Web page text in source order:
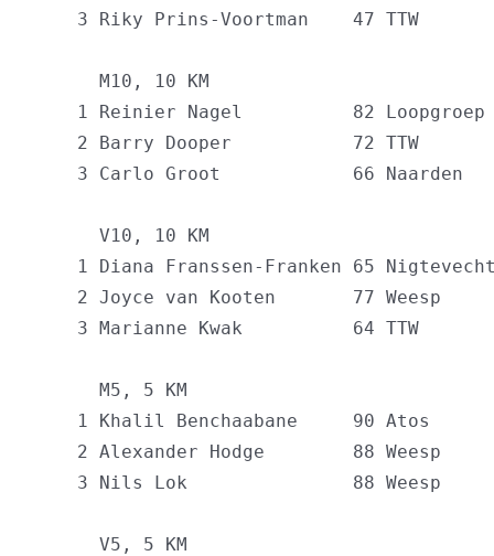
3 Riky Prins-Voortman    47 TTW
      M10, 10 KM
1 Reinier Nagel          82 Loopgroep
2 Barry Dooper           72 TTW
3 Carlo Groot            66 Naarden
      V10, 10 KM
1 Diana Franssen-Franken 65
2 Joyce van Kooten       77 Weesp
3 Marianne Kwak          64 TTW
      M5, 5 KM
1 Khalil Benchaabane     90 Atos
2 Alexander Hodge        88 Weesp
3 Nils Lok               88 Weesp
      V5, 5 KM